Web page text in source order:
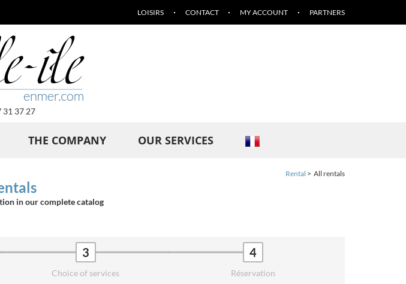
LOISIRS CONTACT MY ACCOUNT PARTNERS
31 37 27
THE COMPANY OUR SERVICES
Rental All rentals
in our complete catalog
Choice of services Réservation